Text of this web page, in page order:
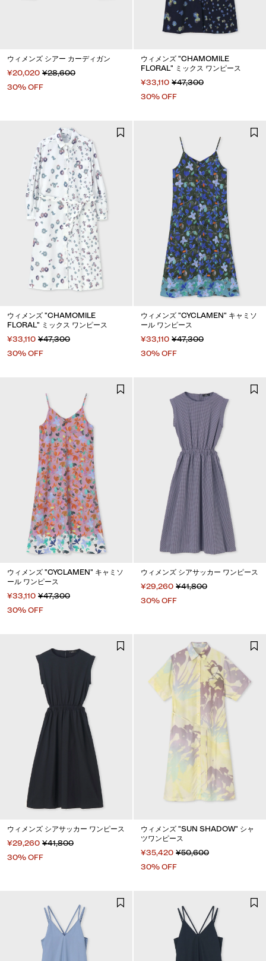
ウィメンズ シアー カーディガン
¥20,020 ¥28,600
30% OFF
ウィメンズ "CHAMOMILE
FLORAL" ミックス ワンピース
¥33,110 ¥47,300
30% OFF
ウィメンズ "CHAMOMILE
FLORAL" ミックス ワンピース
¥33,110 ¥47,300
30% OFF
ウィメンズ "CYCLAMEN" キャミソ
ール ワンピース
¥33,110 ¥47,300
30% OFF
ウィメンズ "CYCLAMEN" キャミソ
ール ワンピース
¥33,110 ¥47,300
30% OFF
ウィメンズ シアサッカー ワンピース
¥29,260 ¥41,800
30% OFF
ウィメンズ シアサッカー ワンピース
¥29,260 ¥41,800
30% OFF
ウィメンズ "SUN SHADOW" シャ
ツワンピース
¥35,420 ¥50,600
30% OFF